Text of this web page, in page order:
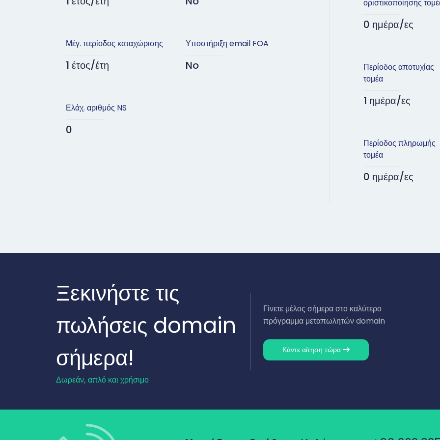
Μέγ. περίοδος καταχώρισης
1 έτος/έτη
Ελάχ. αριθμός NS
0
Υποστήριξη email FOA
No
οριστικοποίησης
0 ημέρα/ες
Περίοδος αποτυχίας
τομέα
1 ημέρα/ες
Περίοδος πληρωμής
τομέα
0 ημέρα/ες
Ξεκινήστε τις
πωλήσεις domain
σήμερα!
Δωρεάν, απλό και χρήσιμο
Γίνετε μέλος σήμερα στο καλύτερο
πρόγραμμα μεταπωλητών domain
Κάντε αίτηση τώρα